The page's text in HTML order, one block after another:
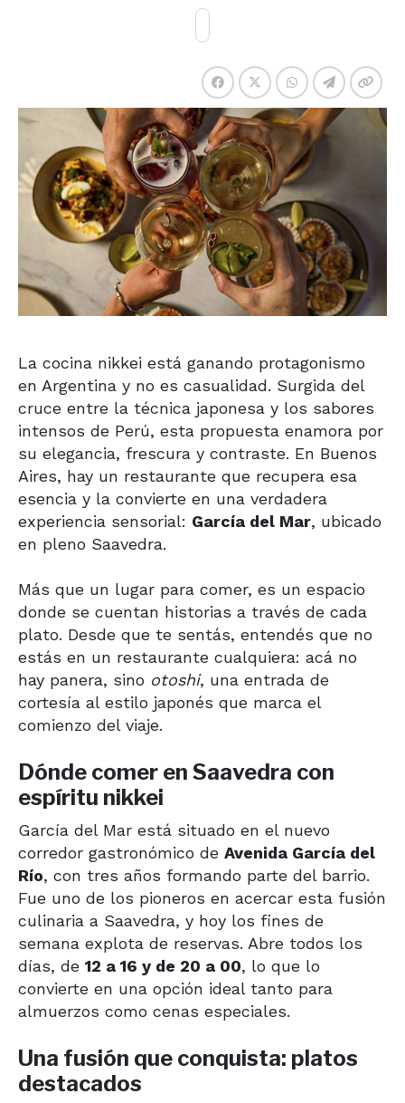
La cocina nikkei está ganando protagonismo
en Argentina y no es casualidad. Surgida del
cruce entre la técnica japonesa y los sabores
intensos de Perú, esta propuesta enamora por
su elegancia, frescura y contraste. En Buenos
Aires, hay un restaurante que recupera esa
esencia y la convierte en una verdadera
experiencia sensorial: García del Mar, ubicado
en pleno Saavedra.
Más que un lugar para comer, es un espacio
donde se cuentan historias a través de cada
plato. Desde que te sentás, entendés que no
estás en un restaurante cualquiera: acá no
hay panera, sino otoshi, una entrada de
cortesía al estilo japonés que marca el
comienzo del viaje.
Dónde comer en Saavedra con
espíritu nikkei
García del Mar está situado en el nuevo
corredor gastronómico de Avenida García del
Río, con tres años formando parte del barrio.
Fue uno de los pioneros en acercar esta fusión
culinaria a Saavedra, y hoy los fines de
semana explota de reservas. Abre todos los
días, de 12 a 16 y de 20 a 00, lo que lo
convierte en una opción ideal tanto para
almuerzos como cenas especiales.
Una fusión que conquista: platos
destacados